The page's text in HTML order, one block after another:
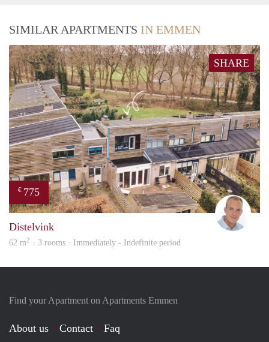
SIMILAR APARTMENTS IN EMMEN
SHARE
€ 775
Distelvink
62 m2 · 3 rooms · Immediately - Indefinite period
Find your Apartment on Apartments Emmen
About us Contact Faq